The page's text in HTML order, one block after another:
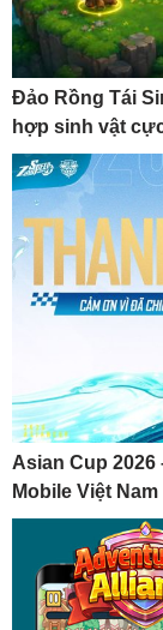
Đảo Rồng Tái
hợp sinh vật
Asian Cup
Mobile Việt Nam